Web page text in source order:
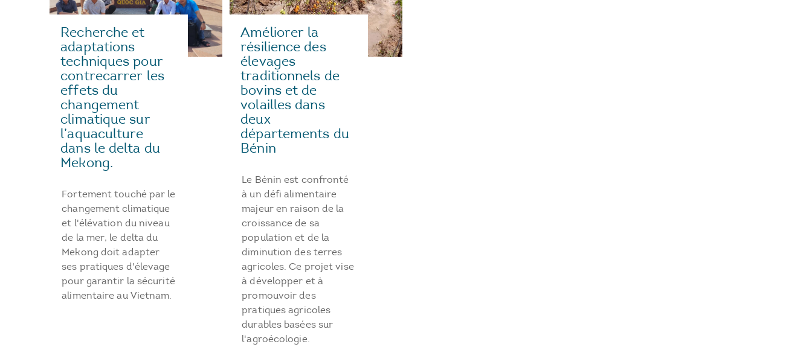
Recherche et
adaptations
techniques pour
contrecarrer les
effets du
changement
climatique sur
l’aquaculture
dans le delta du
Mekong.
Fortement touché par le
changement climatique
et l'élévation du niveau
de la mer, le delta du
Mekong doit adapter
ses pratiques d'élevage
pour garantir la sécurité
alimentaire au Vietnam.
Améliorer la
résilience des
élevages
traditionnels de
bovins et de
volailles dans
deux
départements du
Bénin
Le Bénin est confronté
à un défi alimentaire
majeur en raison de la
croissance de sa
population et de la
diminution des terres
agricoles. Ce projet vise
à développer et à
promouvoir des
pratiques agricoles
durables basées sur
l'agroécologie.